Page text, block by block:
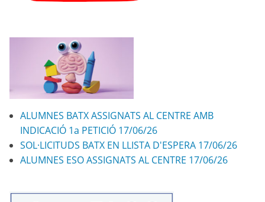
ALUMNES BATX ASSIGNATS AL CENTRE AMB
INDICACIÓ 1a PETICIÓ 17/06/26
SOL·LICITUDS BATX EN LLISTA D'ESPERA 17/06/26
ALUMNES ESO ASSIGNATS AL CENTRE 17/06/26